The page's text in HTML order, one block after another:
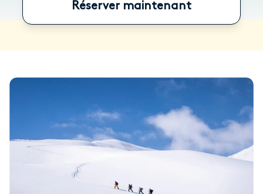
Réserver maintenant